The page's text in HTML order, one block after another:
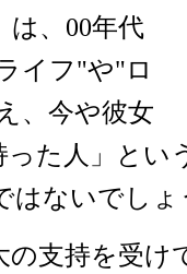
は、00年代
イフ"や"ロ
、今や彼女
た人」とい
はないでしょ
支持を受け